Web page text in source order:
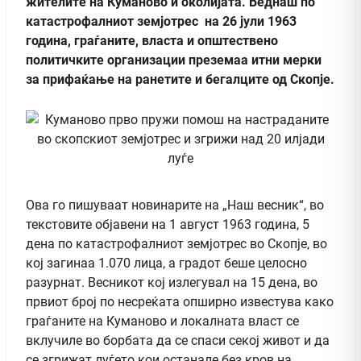
катастрофалниот земјотрес на 26 јули 1963
година, граѓаните, власта и општествено
политичките организации преземаа итни мерки
за прифаќање на ранетите и бегалците од Скопје.
Ова го пишуваат новинарите на „Наш весник“, во
текстовите објавени на 1 август 1963 година, 5
дена по катастрофалниот земјотрес во Скопје, во
кој загинаа 1.070 лица, а градот беше целосно
разурнат. Весникот кој излегувал на 15 дена, во
првиот број по несреќата опширно известува како
граѓаните на Куманово и локалната власт се
вклучиле во борбата да се спаси секој живот и да